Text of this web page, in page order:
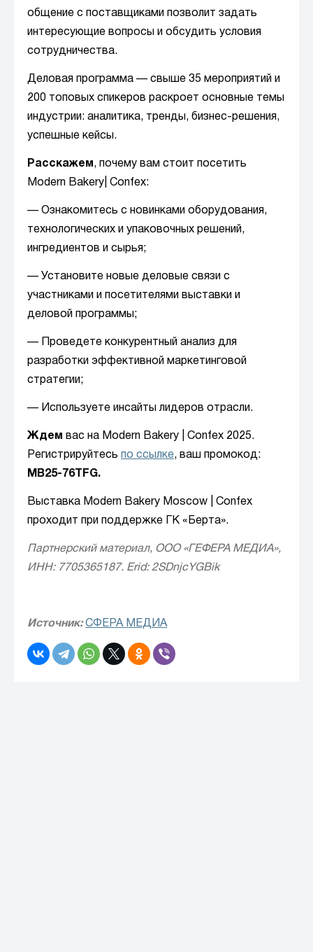
общение с поставщиками позволит задать
интересующие вопросы и обсудить условия
сотрудничества.
Деловая программа — свыше 35 мероприятий и
200 топовых спикеров раскроет основные темы
индустрии: аналитика, тренды, бизнес-решения,
успешные кейсы.
Расскажем , почему вам стоит посетить
Modern Bakery| Confex:
— Ознакомитесь с новинками оборудования,
технологических и упаковочных решений,
ингредиентов и сырья;
— Установите новые деловые связи с
участниками и посетителями выставки и
деловой программы;
— Проведете конкурентный анализ для
разработки эффективной маркетинговой
стратегии;
— Используете инсайты лидеров отрасли.
Ждем
вас на Modern Bakery | Confex 2025.
Регистрируйтесь по ссылке, ваш промокод:
MB25-76TFG.
Выставка Modern Bakery Moscow | Confex
проходит при поддержке ГК «Берта».
Партнерский материал, ООО «ГЕФЕРА МЕДИА»,
ИНН: 7705365187. Erid: 2SDnjcYGBik
Источник: СФЕРА МЕДИА